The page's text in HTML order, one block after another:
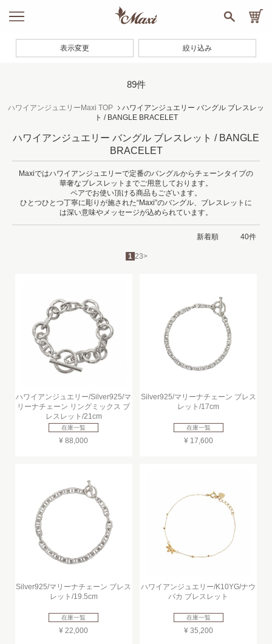
89件
ハワイアンジュエリーMaxi TOP
ハワイアンジュエリー バングル ブレスレッ
ト / BANGLE BRACELET
ハワイアンジュエリー バングル ブレスレット / BANGLE
BRACELET
Maxiではハワイアンジュエリーで定番のバングルからチェーンタイプの
華奢なブレスレットまでご用意しております。
ペアでお使い頂ける商品もございます。
ひとつひとつ丁寧に彫りが施された“Maxi”のバングル、ブレスレットに
は深い意味やメッセージが込められています。
1 23>
ハワイアンジュエリー/Silver925/マ
リーナチェーン リングミックス ブ
レスレット/21cm
在庫一覧
¥ 88,000
Silver925/マリーナチェーン ブレス
レット/17cm
在庫一覧
¥ 17,600
Silver925/マリーナチェーン ブレス
レット/19.5cm
在庫一覧
¥ 22,000
ハワイアンジュエリー/K10YG/ナウ
パカ ブレスレット
在庫一覧
¥ 35,200
表示変更 絞り込み